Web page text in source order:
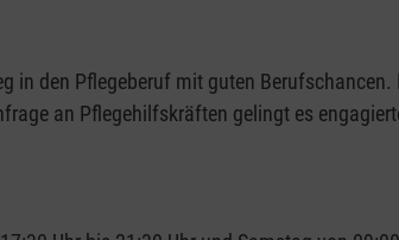
in den Pflegeberuf mit guten
an Pflegehilfskräften gelingt es